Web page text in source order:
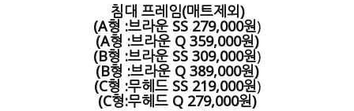
침대 프레임(매트제외)
(A형 :브라운 SS 279,000원)
(A형 :브라운 Q 359,000원)
(B형 :브라운 SS 309,000원)
(B형 :브라운 Q 389,000원)
(C형 :무헤드 SS 219,000원)
(C형:무헤드 Q 279,000원)